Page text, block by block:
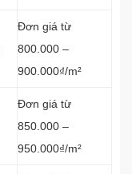
Đơn giá từ
800.000 –
900.000₫/m²
Đơn giá từ
850.000 –
950.000₫/m²